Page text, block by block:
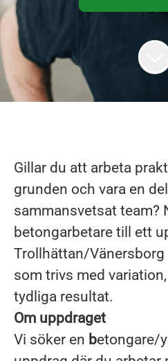
Gillar du att arbeta
grunden och vara en
sammansvetsat team?
betongarbetare till ett
Trollhättan/
som trivs med
tydliga resultat.
Om uppdraget
Vi söker en betongare/